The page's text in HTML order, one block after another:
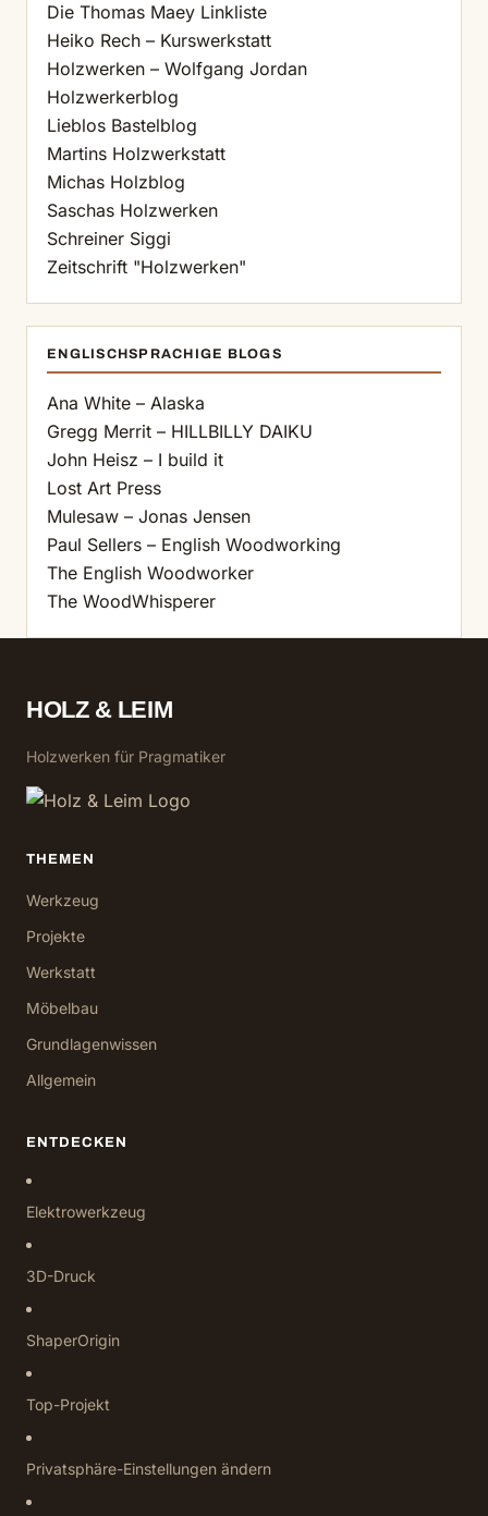
Die Thomas Maey Linkliste
Heiko Rech – Kurswerkstatt
Holzwerken – Wolfgang Jordan
Holzwerkerblog
Lieblos Bastelblog
Martins Holzwerkstatt
Michas Holzblog
Saschas Holzwerken
Schreiner Siggi
Zeitschrift "Holzwerken"
ENGLISCHSPRACHIGE BLOGS
Ana White – Alaska
Gregg Merrit – HILLBILLY DAIKU
John Heisz – I build it
Lost Art Press
Mulesaw – Jonas Jensen
Paul Sellers – English Woodworking
The English Woodworker
The WoodWhisperer
HOLZ & LEIM
Holzwerken für Pragmatiker
THEMEN
Werkzeug
Projekte
Werkstatt
Möbelbau
Grundlagenwissen
Allgemein
ENTDECKEN
Elektrowerkzeug
3D-Druck
ShaperOrigin
Top-Projekt
Privatsphäre-Einstellungen ändern